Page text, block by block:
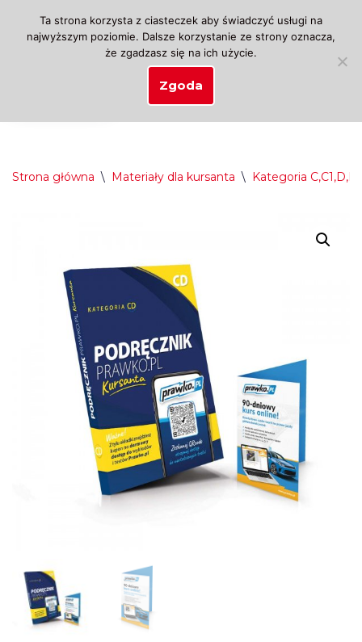
Przejdź
Strona główna \ Materiały dla kursanta \ Kategoria C,C1,D,D1
Ta strona korzysta z ciasteczek aby świadczyć usługi na
najwyższym poziomie. Dalsze korzystanie ze strony oznacza,
że zgadzasz się na ich użycie.
Zgoda